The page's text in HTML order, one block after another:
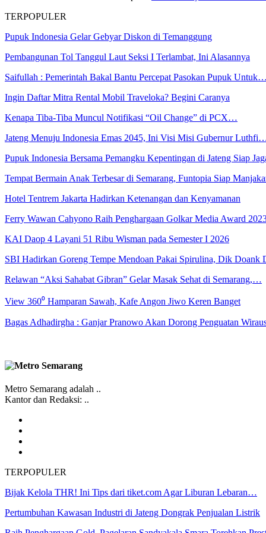
TERPOPULER
Pupuk Indonesia Gelar Gebyar Diskon di Temanggung
Pembangunan Tol Tanggul Laut Seksi I Terlambat, Ini Alasannya
Saifullah : Pemerintah Bakal Bantu Percepat Pasokan Pupuk Untuk…
Ingin Daftar Mitra Rental Mobil Traveloka? Begini Caranya
Kenapa Tiba-Tiba Muncul Notifikasi “Oil Change” di PCX…
Jateng Menuju Indonesia Emas 2045, Ini Visi Misi Gubernur
Pupuk Indonesia Bersama Pemangku Kepentingan di Jateng Siap
Tempat Bermain Anak Terbesar di Semarang, Funtopia Siap
Hotel Tentrem Jakarta Hadirkan Ketenangan dan Kenyamanan
Ferry Wawan Cahyono Raih Penghargaan Golkar Media Award
KAI Daop 4 Layani 51 Ribu Wisman pada Semester I 2026
SBI Hadirkan Goreng Tempe Mendoan Pakai Spirulina, Dik Doank
Relawan “Aksi Sahabat Gibran” Gelar Masak Sehat di Semarang,…
View 360⁰ Hamparan Sawah, Kafe Angon Jiwo Keren Banget
Bagas Adhadirgha : Ganjar Pranowo Akan Dorong Penguatan
Metro Semarang adalah ..
Kantor dan Redaksi: ..
TERPOPULER
Bijak Kelola THR! Ini Tips dari tiket.com Agar Liburan Lebaran…
Pertumbuhan Kawasan Industri di Jateng Dongrak Penjualan Listrik